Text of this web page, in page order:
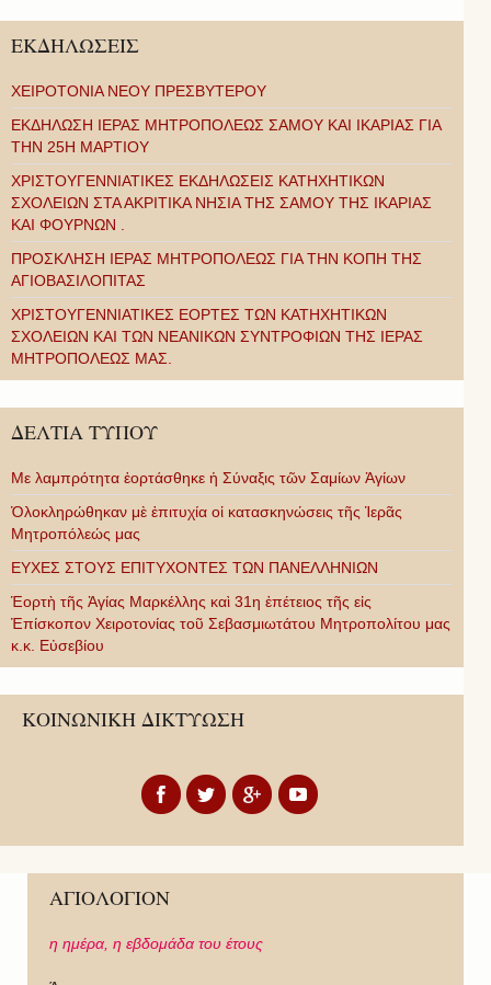
ΕΚΔΗΛΩΣΕΙΣ
ΧΕΙΡΟΤΟΝΙΑ ΝΕΟΥ ΠΡΕΣΒΥΤΕΡΟΥ
ΕΚΔΗΛΩΣΗ ΙΕΡΑΣ ΜΗΤΡΟΠΟΛΕΩΣ ΣΑΜΟΥ ΚΑΙ ΙΚΑΡΙΑΣ ΓΙΑ
ΤΗΝ 25Η ΜΑΡΤΙΟΥ
ΧΡΙΣΤΟΥΓΕΝΝΙΑΤΙΚΕΣ ΕΚΔΗΛΩΣΕΙΣ ΚΑΤΗΧΗΤΙΚΩΝ
ΣΧΟΛΕΙΩΝ ΣΤΑ ΑΚΡΙΤΙΚΑ ΝΗΣΙΑ ΤΗΣ ΣΑΜΟΥ ΤΗΣ ΙΚΑΡΙΑΣ
ΚΑΙ ΦΟΥΡΝΩΝ .
ΠΡΟΣΚΛΗΣΗ ΙΕΡΑΣ ΜΗΤΡΟΠΟΛΕΩΣ ΓΙΑ ΤΗΝ ΚΟΠΗ ΤΗΣ
ΑΓΙΟΒΑΣΙΛΟΠΙΤΑΣ
ΧΡΙΣΤΟΥΓΕΝΝΙΑΤΙΚΕΣ ΕΟΡΤΕΣ ΤΩΝ ΚΑΤΗΧΗΤΙΚΩΝ
ΣΧΟΛΕΙΩΝ ΚΑΙ ΤΩΝ ΝΕΑΝΙΚΩΝ ΣΥΝΤΡΟΦΙΩΝ ΤΗΣ ΙΕΡΑΣ
ΜΗΤΡΟΠΟΛΕΩΣ ΜΑΣ.
ΔΕΛΤΙΑ ΤΥΠΟΥ
Με λαμπρότητα ἑορτάσθηκε ἡ Σύναξις τῶν Σαμίων Ἁγίων
Ὁλοκληρώθηκαν μὲ ἐπιτυχία οἱ κατασκηνώσεις τῆς Ἱερᾶς
Μητροπόλεώς μας
ΕΥΧΕΣ ΣΤΟΥΣ ΕΠΙΤΥΧΟΝΤΕΣ ΤΩΝ ΠΑΝΕΛΛΗΝΙΩΝ
Ἑορτὴ τῆς Ἁγίας Μαρκέλλης καὶ 31η ἐπέτειος τῆς εἰς
Ἐπίσκοπον Χειροτονίας τοῦ Σεβασμιωτάτου Μητροπολίτου μας
κ.κ. Εὐσεβίου
ΚΟΙΝΩΝΙΚΗ ΔΙΚΤΥΩΣΗ
ΑΓΙΟΛΟΓΙΟΝ
η ημέρα, η εβδομάδα του έτους